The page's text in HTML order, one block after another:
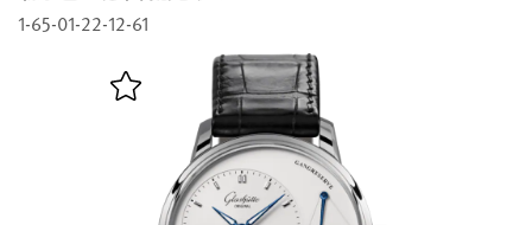
联系方式
English Deutsch
1-65-01-22-12-61